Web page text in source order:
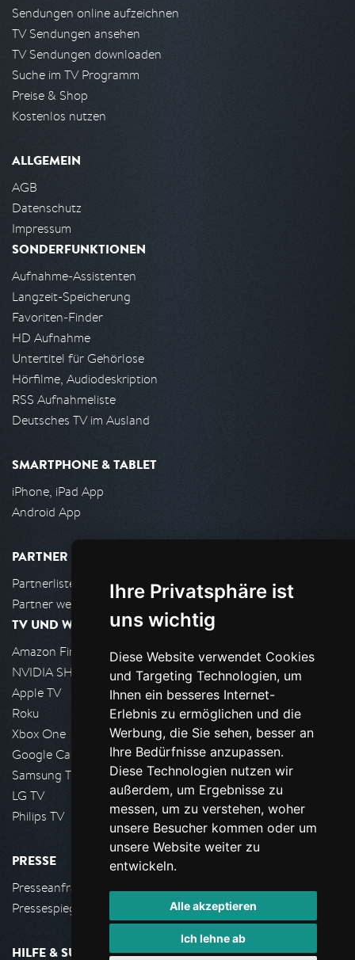
Ihre Privatsphäre ist
uns wichtig
Diese Website verwendet Cookies
und Targeting Technologien, um
Ihnen ein besseres Internet-
Erlebnis zu ermöglichen und die
Werbung, die Sie sehen, besser an
Ihre Bedürfnisse anzupassen.
Diese Technologien nutzen wir
außerdem, um Ergebnisse zu
messen, um zu verstehen, woher
unsere Besucher kommen oder um
unsere Website weiter zu
entwickeln.
Alle akzeptieren
Ich lehne ab
Sendungen online aufzeichnen
TV Sendungen ansehen
TV Sendungen downloaden
Suche im TV Programm
Preise & Shop
Kostenlos nutzen
ALLGEMEIN
AGB
Datenschutz
Impressum
SONDERFUNKTIONEN
Aufnahme-Assistenten
Langzeit-Speicherung
Favoriten-Finder
HD Aufnahme
Untertitel für Gehörlose
Hörfilme, Audiodeskription
RSS Aufnahmeliste
Deutsches TV im Ausland
SMARTPHONE & TABLET
iPhone, iPad App
Android App
PARTNER
Partnerliste
Partner werden
TV UND WOHNZIMMER
Amazon FireTV
NVIDIA SHIELD, Google TV
Apple TV
Roku
Xbox One
Google Cast
Samsung TV
LG TV
Philips TV
PRESSE
Presseanfrage stellen
Pressespiegel
HILFE & SUPPORT